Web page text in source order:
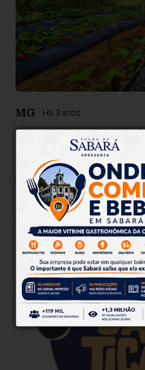
MG Há 3 anos
Edital seleciona
execução do
Alimentos em
No período de 2023/
mais de R$ 9 milhões na
simultânea de produtos